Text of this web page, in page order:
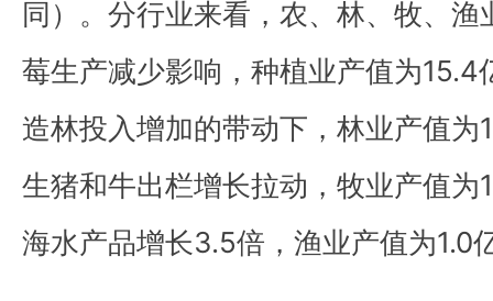
同）。分行业来看，农、林、牧、渔
莓生产减少影响，种植业产值为15.4
造林投入增加的带动下，林业产值为
生猪和牛出栏增长拉动，牧业产值为
海水产品增长3.5倍，渔业产值为1.0